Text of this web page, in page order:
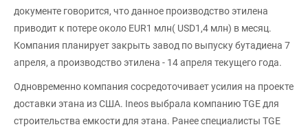
документе говорится, что данное производство этилена
приводит к потере около EUR1 млн( USD1,4 млн) в месяц.
Компания планирует закрыть завод по выпуску бутадиена 7
апреля, а производство этилена - 14 апреля текущего года.
Одновременно компания сосредоточивает усилия на проекте
доставки этана из США. Ineos выбрала компанию TGE для
строительства емкости для этана. Ранее специалисты TGE